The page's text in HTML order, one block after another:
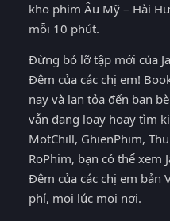
kho phim Âu Mỹ – Hài
mỗi 10 phút.
Đừng bỏ lỡ tập mới của
Đêm của các chị em!
nay và lan tỏa đến bạn
vẫn đang loay hoay tìm
MotChill, GhienPhim,
RoPhim, bạn có thể xem
Đêm của các chị em bản
phí, mọi lúc mọi nơi.